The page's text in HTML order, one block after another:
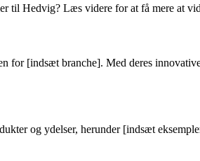
til Hedvig? Læs videre for at få mere at
for [indsæt branche]. Med deres
og ydelser, herunder [indsæt